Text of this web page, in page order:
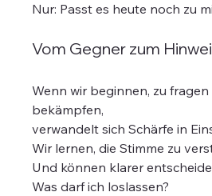
Nur: Passt es heute noch zu
Vom Gegner zum
Wenn wir beginnen, zu
bekämpfen,
verwandelt sich Schärfe in
Wir lernen, die Stimme zu
Und können klarer
Was darf ich loslassen?